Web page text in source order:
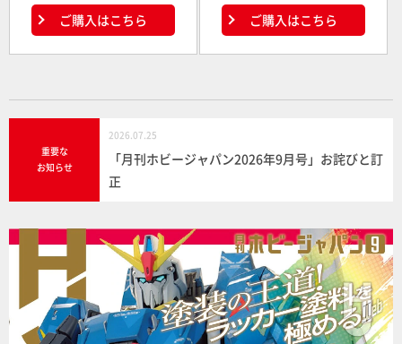
ご購入はこちら ご購入はこちら
重要な
お知らせ
2026.07.25
「月刊ホビージャパン2026年9月号」お詫びと訂
正